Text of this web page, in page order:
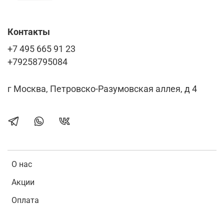
О нас
Акции
Оплата
Контакты
+7 495 665 91 23
+79258795084
г Москва, Петровско-Разумовская аллея, д 4